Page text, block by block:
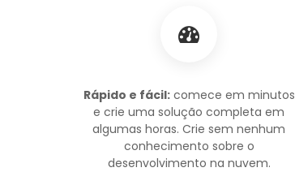
Rápido e fácil:comece em minutos
e crie uma solução completa em
algumas horas. Crie sem nenhum
conhecimento sobre o
desenvolvimento na nuvem.